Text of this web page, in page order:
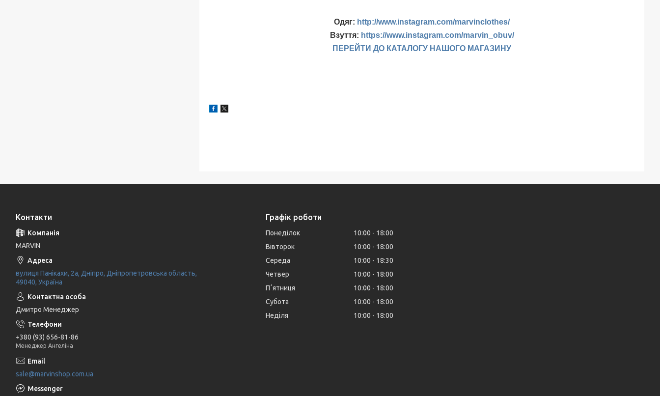
Одяг: http://www.instagram.com/marvinclothes/
Взуття: https://www.instagram.com/marvin_obuv/
ПЕРЕЙТИ ДО КАТАЛОГУ НАШОГО МАГАЗИНУ
Контакти
MARVIN
вулиця Панікахи, 2а, Дніпро, Дніпропетровська область,
49040, Україна
Дмитро Менеджер
+380 (93) 656-81-86
Менеджер Ангеліна
sale@marvinshop.com.ua
Графік роботи
Понеділок 10:00
18:00
Вівторок
10:00
18:00
Середа
10:00
18:30
Четвер
10:00
18:00
Пʼятниця
10:00
18:00
Субота
10:00
18:00
Неділя
10:00 18:00